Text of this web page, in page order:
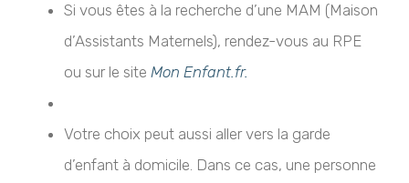
Si vous êtes à la recherche d’une MAM (Maison
d’Assistants Maternels), rendez-vous au RPE
ou sur le site Mon Enfant.fr.
Votre choix peut aussi aller vers la garde
d’enfant à domicile. Dans ce cas, une personne